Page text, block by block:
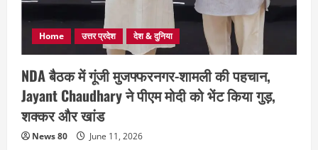
Home उत्तर प्रदेश देश & दुनिया
NDA बैठक में गूंजी मुजफ्फरनगर-शामली की पहचान,
Jayant Chaudhary ने पीएम मोदी को भेंट किया गुड़,
शक्कर और खांड
News 80 June 11, 2026